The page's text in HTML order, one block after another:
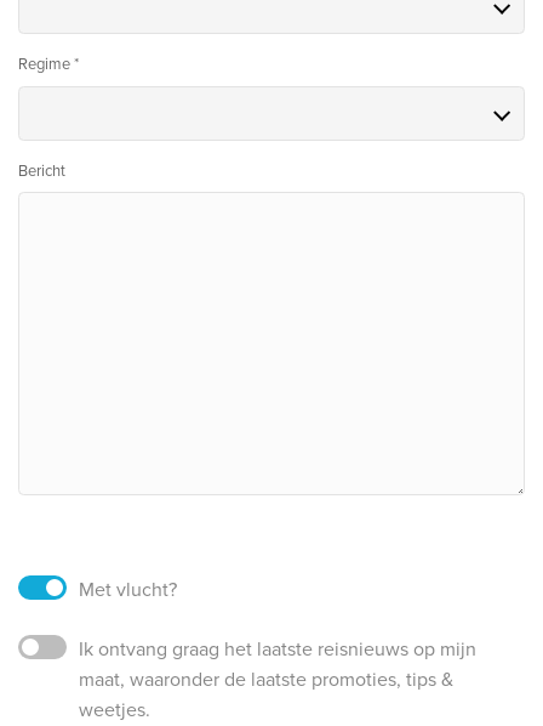
Regime *
Bericht
Met vlucht?
Ik ontvang graag het laatste reisnieuws op mijn
maat, waaronder de laatste promoties, tips &
weetjes.